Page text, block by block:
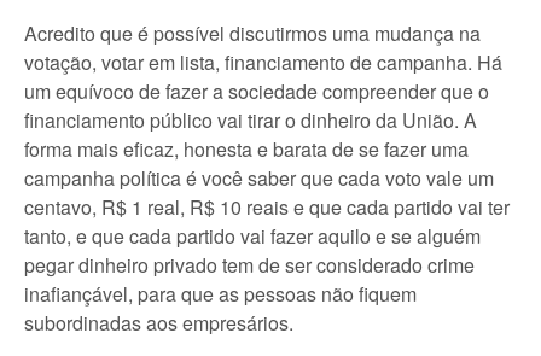
Acredito que é possível discutirmos uma mudança na
votação, votar em lista, financiamento de campanha. Há
um equívoco de fazer a sociedade compreender que o
financiamento público vai tirar o dinheiro da União. A
forma mais eficaz, honesta e barata de se fazer uma
campanha política é você saber que cada voto vale um
centavo, R$ 1 real, R$ 10 reais e que cada partido vai ter
tanto, e que cada partido vai fazer aquilo e se alguém
pegar dinheiro privado tem de ser considerado crime
inafiançável, para que as pessoas não fiquem
subordinadas aos empresários.